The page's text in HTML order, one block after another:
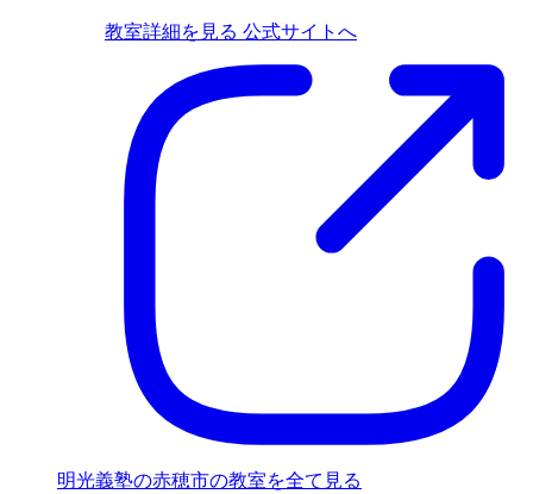
教室詳細を見る 公式サイトへ
明光義塾の赤穂市の教室を全て見る